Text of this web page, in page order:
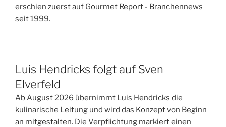
erschien zuerst auf Gourmet Report - Branchennews
seit 1999.
Luis Hendricks folgt auf Sven
Elverfeld
Ab August 2026 übernimmt Luis Hendricks die
kulinarische Leitung und wird das Konzept von Beginn
an mitgestalten. Die Verpflichtung markiert einen